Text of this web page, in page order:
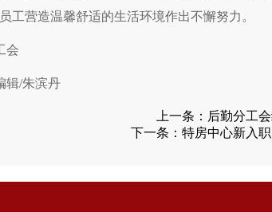
工营造温馨舒适的生活环境作出不懈努力。
会
辑/朱滨丹
上一条： 后勤分工
下一条： 特房中心新入